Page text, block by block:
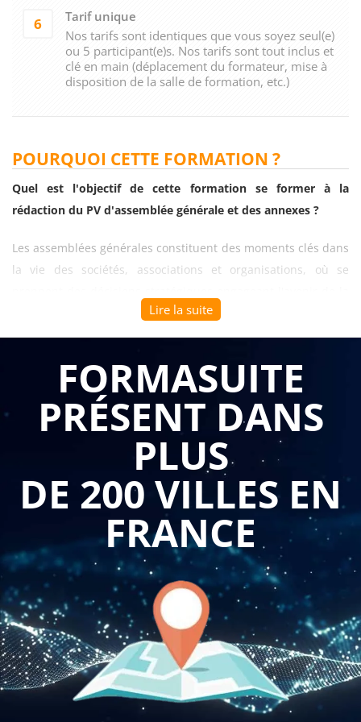
6
Tarif unique
Nos tarifs sont identiques que vous soyez seul(e)
ou 5 participant(e)s. Nos tarifs sont tout inclus et
clé en main (déplacement du formateur, mise à
disposition de la salle de formation, etc.)
POURQUOI CETTE FORMATION ?
Quel est l'objectif de cette formation se former à la
rédaction du PV d'assemblée générale et des annexes ?
Les assemblées générales constituent des moments clés dans
la vie des sociétés, associations et organisations, où se
structure. La retranscription fidèle des débats et la
production des documents officiels requièrent une
obligations juridiques pour garantir la validité des
formation se former à la rédaction du PV d'assemblée
générale et des annexespermet aux participants de maîtriser
l'ensemble du processus propre aux assemblées générales,
depuis la préparation de la convocation jusqu'à l'archivage
des documents. Cette formation aborde les différentes
typologies d'assemblées, les mentions obligatoires à faire
figurer dans chaque procès-verbal et les techniques de prise
de notes efficaces. Les apprenants découvrent comment
structurer un compte-rendu conforme aux exigences légales,
gérer les votes et les résolutions, et préparer les annexes
indispensables.Formasuite propose des sessions concrètes
qui s'appuient sur des cas pratiques issus de situations
réelles rencontrées en entreprise.
Lire la suite
FORMASUITE
PRÉSENT DANS
PLUS
DE 200 VILLES EN
FRANCE